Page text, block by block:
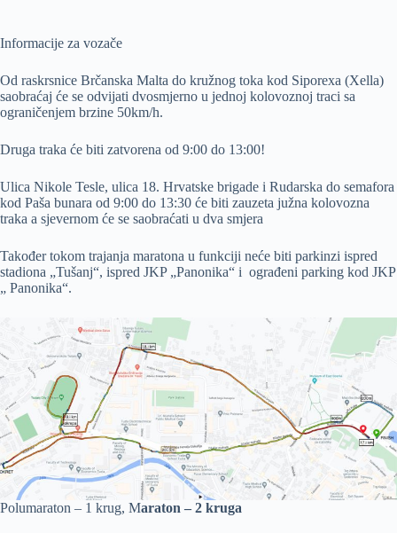
Informacije za vozače
Od raskrsnice Brčanska Malta do kružnog toka kod Siporexa (Xella)
saobraćaj će se odvijati dvosmjerno u jednoj kolovoznoj traci sa
ograničenjem brzine 50km/h.
Druga traka će biti zatvorena od 9:00 do 13:00!
Ulica Nikole Tesle, ulica 18. Hrvatske brigade i Rudarska do semafora
kod Paša bunara od 9:00 do 13:30 će biti zauzeta južna kolovozna
traka a sjevernom će se saobraćati u dva smjera
Također tokom trajanja maratona u funkciji neće biti parkinzi ispred
stadiona „Tušanj“, ispred JKP „Panonika“ i ograđeni parking kod JKP
„ Panonika“.
Polumaraton – 1 krug, Maraton – 2 kruga